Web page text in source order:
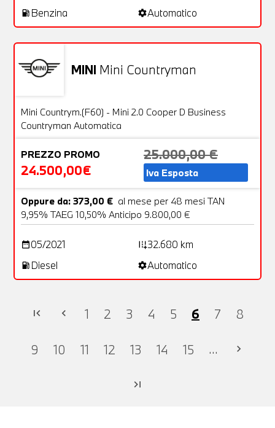
local_gas_station Benzina settingsAutomatico
MINI Mini Countryman
OFFERTA
Mini Countrym.(F60) - Mini 2.0 Cooper D Business
Countryman Automatica
PREZZO PROMO
24.500,00€
25.000,00 €
Iva Esposta
Oppure da: 373,00 € al mese per 48 mesi TAN
9,95% TAEG 10,50% Anticipo 9.800,00 €
date_range05/2021 add_road32.680 km
local_gas_station Diesel settingsAutomatico
first_page chevron_left 1 2 3 4 5 6 7 8
9 10 11 12 13 14 15 ... chevron_right
last_page